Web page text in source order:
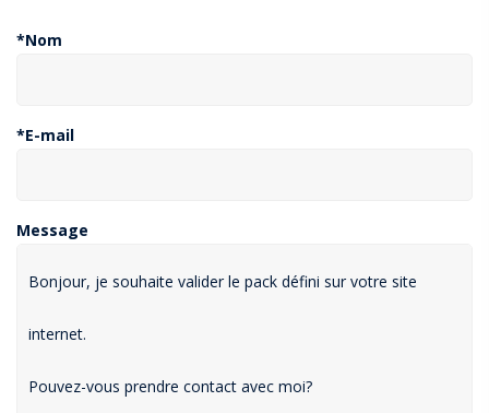
*Nom
*E-mail
Message